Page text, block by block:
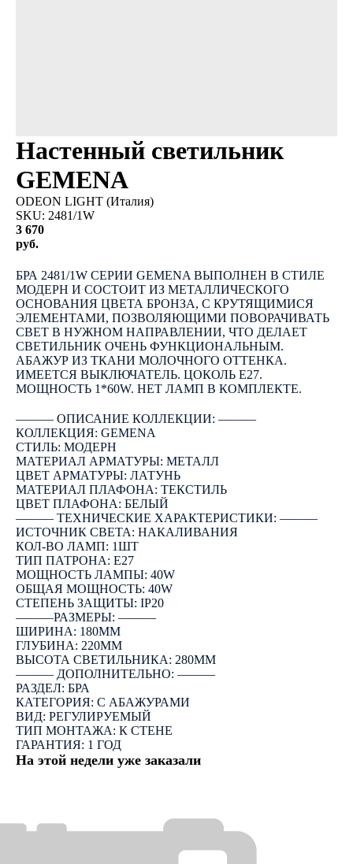
Настенный светильник
GEMENA
ODEON LIGHT (Италия)
SKU: 2481/1W
3 670
руб.
БРА 2481/1W СЕРИИ GEMENA ВЫПОЛНЕН В СТИЛЕ
МОДЕРН И СОСТОИТ ИЗ МЕТАЛЛИЧЕСКОГО
ОСНОВАНИЯ ЦВЕТА БРОНЗА, С КРУТЯЩИМИСЯ
ЭЛЕМЕНТАМИ, ПОЗВОЛЯЮЩИМИ ПОВОРАЧИВАТЬ
СВЕТ В НУЖНОМ НАПРАВЛЕНИИ, ЧТО ДЕЛАЕТ
СВЕТИЛЬНИК ОЧЕНЬ ФУНКЦИОНАЛЬНЫМ.
АБАЖУР ИЗ ТКАНИ МОЛОЧНОГО ОТТЕНКА.
ИМЕЕТСЯ ВЫКЛЮЧАТЕЛЬ. ЦОКОЛЬ E27.
МОЩНОСТЬ 1*60W. НЕТ ЛАМП В КОМПЛЕКТЕ.
――― ОПИСАНИЕ КОЛЛЕКЦИИ: ―――
КОЛЛЕКЦИЯ: GEMENA
СТИЛЬ: МОДЕРН
МАТЕРИАЛ АРМАТУРЫ: МЕТАЛЛ
ЦВЕТ АРМАТУРЫ: ЛАТУНЬ
МАТЕРИАЛ ПЛАФОНА: ТЕКСТИЛЬ
ЦВЕТ ПЛАФОНА: БЕЛЫЙ
――― ТЕХНИЧЕСКИЕ ХАРАКТЕРИСТИКИ: ―――
ИСТОЧНИК СВЕТА: НАКАЛИВАНИЯ
КОЛ-ВО ЛАМП: 1ШТ
ТИП ПАТРОНА: E27
МОЩНОСТЬ ЛАМПЫ: 40W
ОБЩАЯ МОЩНОСТЬ: 40W
СТЕПЕНЬ ЗАЩИТЫ: IP20
―――РАЗМЕРЫ: ―――
ШИРИНА: 180ММ
ГЛУБИНА: 220ММ
ВЫСОТА СВЕТИЛЬНИКА: 280ММ
――― ДОПОЛНИТЕЛЬНО: ―――
РАЗДЕЛ: БРА
КАТЕГОРИЯ: С АБАЖУРАМИ
ВИД: РЕГУЛИРУЕМЫЙ
ТИП МОНТАЖА: К СТЕНЕ
ГАРАНТИЯ: 1 ГОД
На этой недели уже заказали